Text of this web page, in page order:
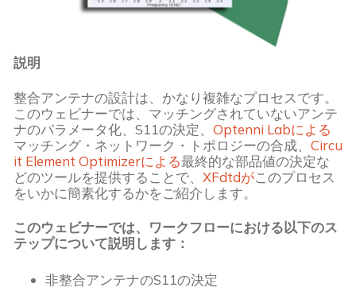
説明
整合アンテナの設計は、かなり複雑なプロセスです。
このウェビナーでは、マッチングされていないアンテ
ナのパラメータ化、S11の決定、 Optenni Labによる
マッチング・ネットワーク・トポロジーの合成、 Circu
it Element Optimizerによる最終的な部品値の決定な
どのツールを提供することで、 XFdtdがこのプロセス
をいかに簡素化するかをご紹介します。
このウェビナーでは、ワークフローにおける以下のス
テップについて説明します：
非整合アンテナのS11の決定